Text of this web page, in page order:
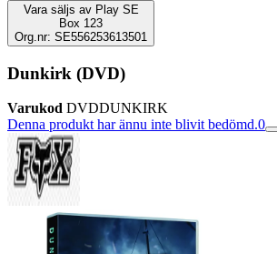
Vara säljs av Play SE
Box 123
Org.nr: SE556253613501
Dunkirk (DVD)
Varukod DVDDUNKIRK
Denna produkt har ännu inte blivit bedömd.0